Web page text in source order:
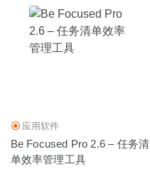
应用软件
Be Focused Pro 2.6 – 任务清
单效率管理工具